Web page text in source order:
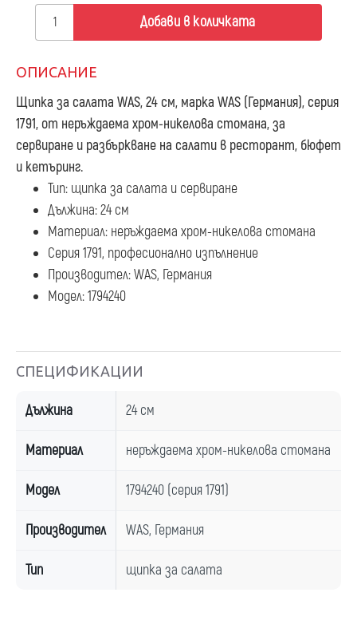
Добави в количката
ОПИСАНИЕ
Щипка за салата WAS, 24 см, марка WAS (Германия), серия
1791, от неръждаема хром-никелова стомана, за
сервиране и разбъркване на салати в ресторант, бюфет
и кетъринг.
Тип: щипка за салата и сервиране
Дължина: 24 см
Материал: неръждаема хром-никелова стомана
Серия 1791, професионално изпълнение
Производител: WAS, Германия
Модел: 1794240
СПЕЦИФИКАЦИИ
Дължина 24 см
Материал неръждаема хром-никелова стомана
Модел 1794240 (серия 1791)
Производител WAS, Германия
Тип щипка за салата